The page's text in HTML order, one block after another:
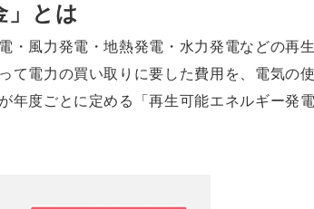
」とは
・風力発電・地熱発電・水力発電などの再
て電力の買い取りに要した費用を、電気の
年度ごとに定める「再生可能エネルギー発